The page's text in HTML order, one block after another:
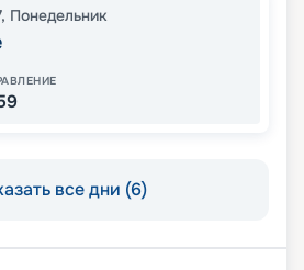
, Понедельник
все дни (6)